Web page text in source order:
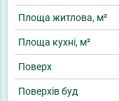
Площа житлова, м²
Площа кухні, м²
Поверх
Поверхів буд